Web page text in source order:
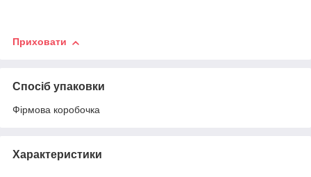
Приховати
Спосіб упаковки
Фірмова коробочка
Характеристики